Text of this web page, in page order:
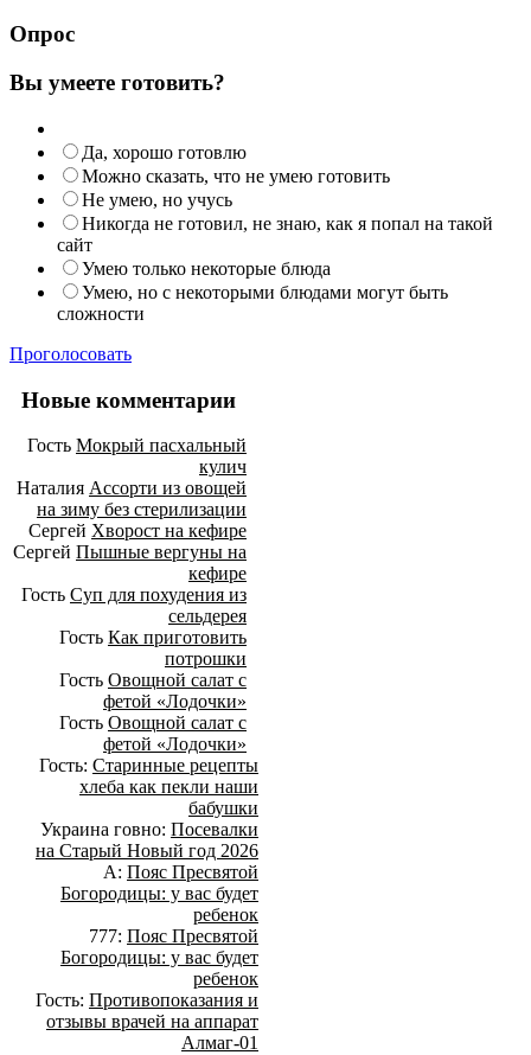
Опрос
Вы умеете готовить?
Да, хорошо готовлю
Можно сказать, что не умею готовить
Не умею, но учусь
Никогда не готовил, не знаю, как я попал на такой
сайт
Умею только некоторые блюда
Умею, но с некоторыми блюдами могут быть
сложности
Проголосовать
Новые комментарии
Гость Мокрый пасхальный
кулич
Наталия Ассорти из овощей
на зиму без стерилизации
Сергей Хворост на кефире
Сергей Пышные вергуны на
кефире
Гость Суп для похудения из
сельдерея
Гость Как приготовить
потрошки
Гость Овощной салат с
фетой «Лодочки»
Гость Овощной салат с
фетой «Лодочки»
Гость: Старинные рецепты
хлеба как пекли наши
бабушки
Украина говно: Посевалки
на Старый Новый год 2026
А: Пояс Пресвятой
Богородицы: у вас будет
ребенок
777: Пояс Пресвятой
Богородицы: у вас будет
ребенок
Гость: Противопоказания и
отзывы врачей на аппарат
Алмаг-01